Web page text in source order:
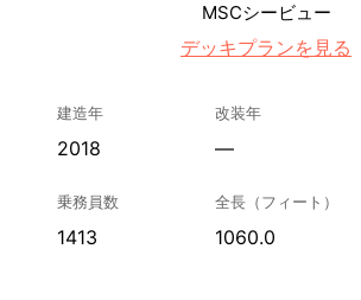
MSCシービュー
デッキプランを見る
建造年
2018
改装年
—
乗務員数
1413
全長（フィート）
1060.0